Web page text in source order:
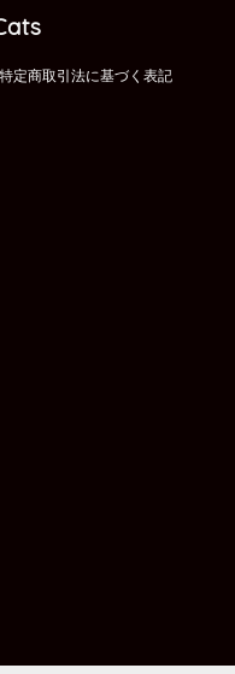
特定商取引法に基づく表記